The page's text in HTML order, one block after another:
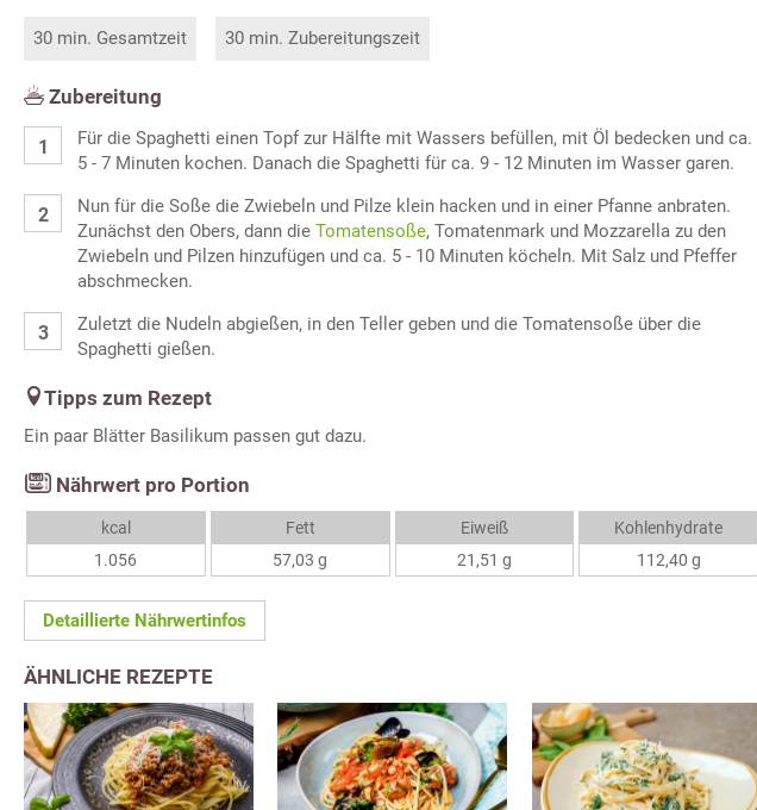
30 min. Gesamtzeit 30 min. Zubereitungszeit
Zubereitung
Für die Spaghetti einen Topf zur Hälfte mit Wassers befüllen, mit Öl bedecken und ca.
5 - 7 Minuten kochen. Danach die Spaghetti für ca. 9 - 12 Minuten im Wasser garen.
Nun für die Soße die Zwiebeln und Pilze klein hacken und in einer Pfanne anbraten.
Zunächst den Obers, dann die Tomatensoße, Tomatenmark und Mozzarella zu den
Zwiebeln und Pilzen hinzufügen und ca. 5 - 10 Minuten köcheln. Mit Salz und Pfeffer
abschmecken.
Zuletzt die Nudeln abgießen, in den Teller geben und die Tomatensoße über die
Spaghetti gießen.
Tipps zum Rezept
Ein paar Blätter Basilikum passen gut dazu.
Nährwert pro Portion
kcal
1.056
Fett
57,03 g
Eiweiß
21,51 g
Kohlenhydrate
112,40 g
Detaillierte Nährwertinfos
ÄHNLICHE REZEPTE